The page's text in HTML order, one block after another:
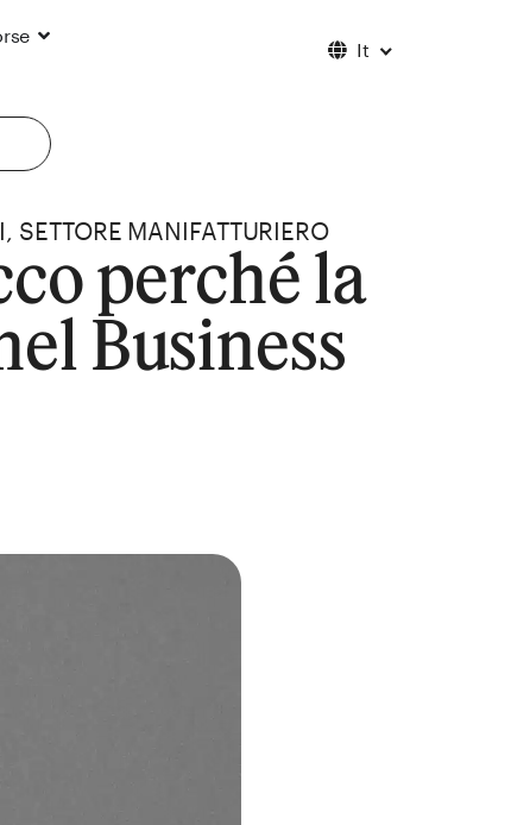
it
, SETTORE MANIFATTURIERO
perché la
Business